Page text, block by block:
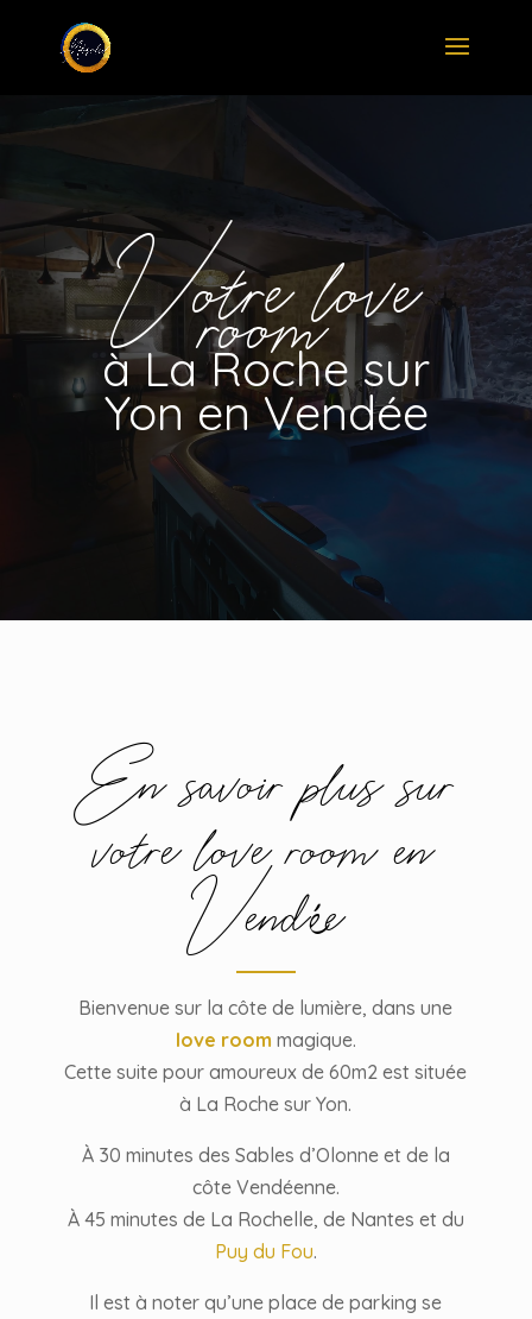
Votre love
room
à La Roche sur
Yon en Vendée
En savoir plus sur
votre love room en
Vendée
Bienvenue sur la côte de lumière, dans une
love room magique.
Cette suite pour amoureux de 60m2 est située
à La Roche sur Yon.
À 30 minutes des Sables d’Olonne et de la
côte Vendéenne.
À 45 minutes de La Rochelle, de Nantes et du
Puy du Fou.
Il est à noter qu’une place de parking se